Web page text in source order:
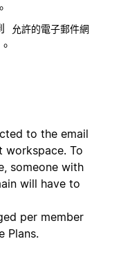
。
允許的電子郵件網
to the email
workspace. To
someone with
will have to
per member
Plans.